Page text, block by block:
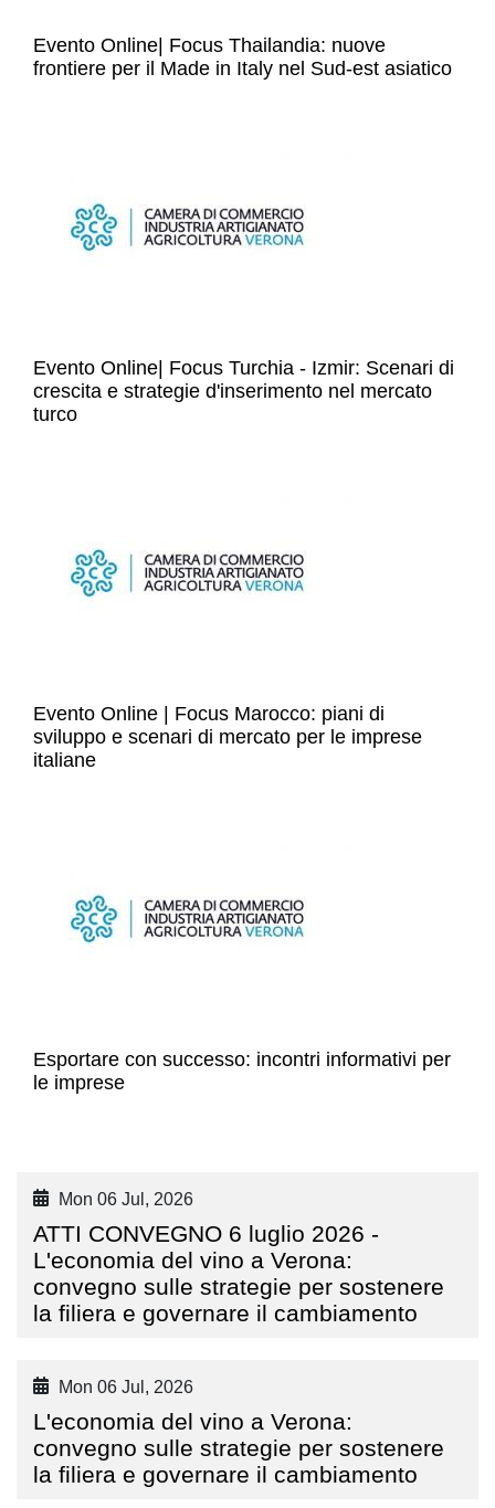
Evento Online| Focus Thailandia: nuove
frontiere per il Made in Italy nel Sud-est asiatico
Evento Online| Focus Turchia - Izmir: Scenari di
crescita e strategie d'inserimento nel mercato
turco
Evento Online | Focus Marocco: piani di
sviluppo e scenari di mercato per le imprese
italiane
Esportare con successo: incontri informativi per
le imprese
Mon 06 Jul, 2026
ATTI CONVEGNO 6 luglio 2026 -
L'economia del vino a Verona:
convegno sulle strategie per sostenere
la filiera e governare il cambiamento
Mon 06 Jul, 2026
L'economia del vino a Verona:
convegno sulle strategie per sostenere
la filiera e governare il cambiamento